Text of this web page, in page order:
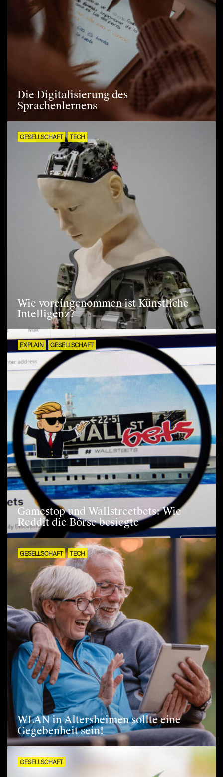
Die Digitalisierung des
Sprachenlernens
GESELLSCHAFT TECH
Wie voreingenommen ist Künstliche
Intelligenz?
EXPLAIN GESELLSCHAFT
Gamestop und Wallstreetbets: Wie
Reddit die Börse besiegte
GESELLSCHAFT TECH
WLAN in Altersheimen sollte eine
Gegebenheit sein!
GESELLSCHAFT